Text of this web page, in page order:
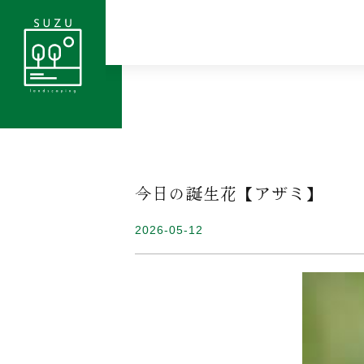
今日の誕生花【アザミ】
2026-05-12